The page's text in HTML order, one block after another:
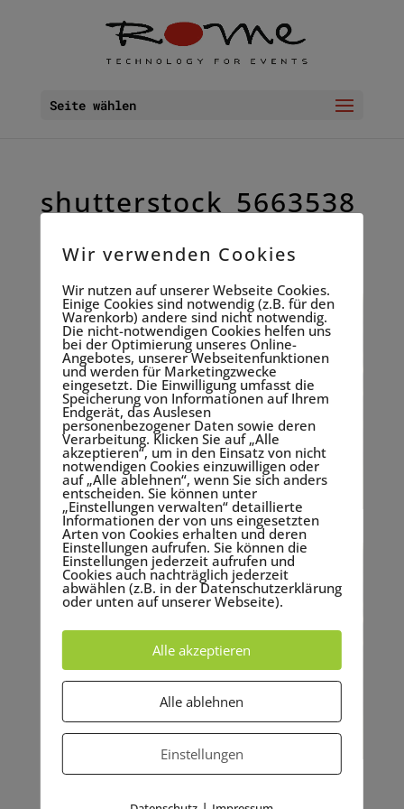
Seite wählen
shutterstock_5663538
31.08. 2018
Wir verwenden Cookies
Wir nutzen auf unserer Webseite Cookies.
Einige Cookies sind notwendig (z.B. für den
Warenkorb) andere sind nicht notwendig.
Die nicht-notwendigen Cookies helfen uns
bei der Optimierung unseres Online-
Angebotes, unserer Webseitenfunktionen
und werden für Marketingzwecke
eingesetzt. Die Einwilligung umfasst die
Speicherung von Informationen auf Ihrem
Endgerät, das Auslesen
personenbezogener Daten sowie deren
Verarbeitung. Klicken Sie auf „Alle
akzeptieren“, um in den Einsatz von nicht
notwendigen Cookies einzuwilligen oder
auf „Alle ablehnen“, wenn Sie sich anders
entscheiden. Sie können unter
„Einstellungen verwalten“ detaillierte
Informationen der von uns eingesetzten
Arten von Cookies erhalten und deren
Einstellungen aufrufen. Sie können die
Einstellungen jederzeit aufrufen und
Cookies auch nachträglich jederzeit
abwählen (z.B. in der Datenschutzerklärung
oder unten auf unserer Webseite).
Alle akzeptieren
Alle ablehnen
Einstellungen